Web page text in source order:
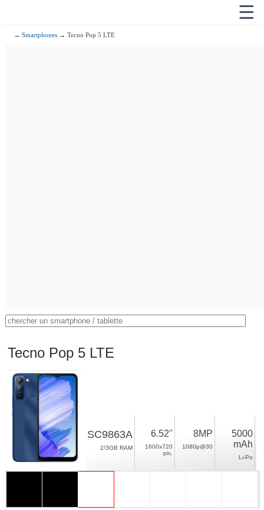
☰
→Smartphones → Tecno Pop 5 LTE
Tecno Pop 5 LTE
SC9863A
2/3GB RAM
6.52"
1600x720
pix.
8MP
1080p@30
5000
mAh
Li-Po